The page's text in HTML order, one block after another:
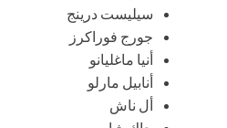
سيليست درينج
جورج فوراكرز
أنيا ماغليانو
أنابيل مارلو
أل ناش